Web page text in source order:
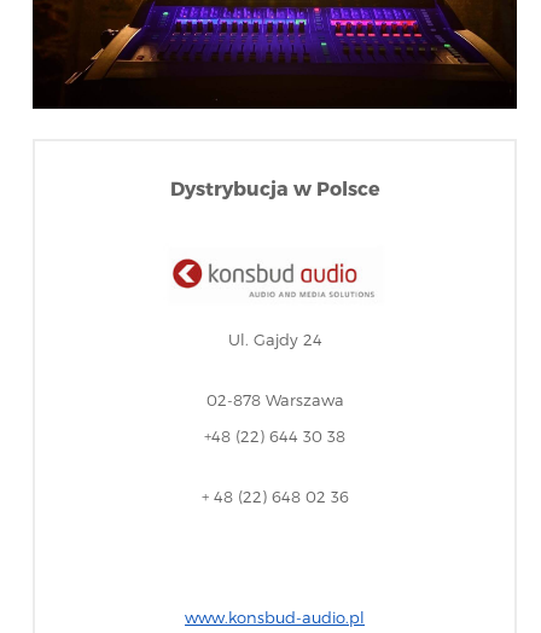
Dystrybucja w Polsce
Ul. Gajdy 24
02-878 Warszawa
+48 (22) 644 30 38
+ 48 (22) 648 02 36
www.konsbud-audio.pl